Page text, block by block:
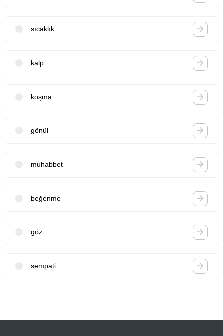
sıcaklık
kalp
koşma
gönül
muhabbet
beğenme
göz
sempati